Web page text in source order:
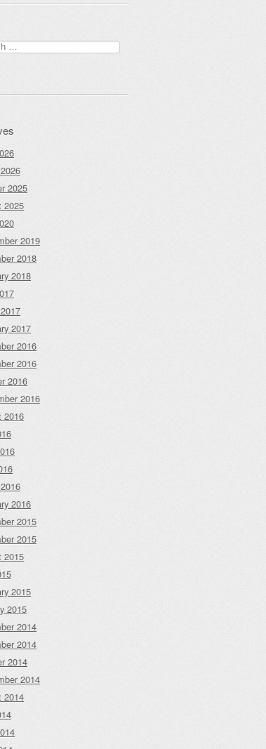
2025
2025
2019
2018
2018
2017
2016
2016
2016
2016
2016
2016
2015
2015
2015
2015
2015
2014
2014
2014
2014
2014